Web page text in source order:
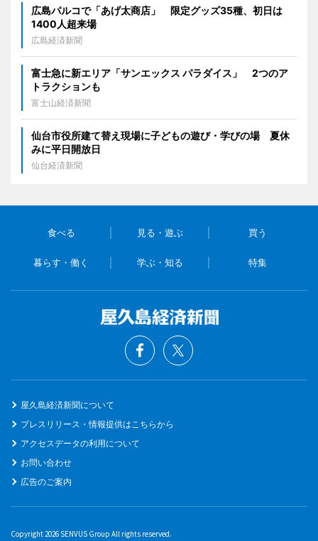
広島パルコで「あげ太商店」 限定グッズ35種、初日は
1400人超来場
広島経済新聞
富士急に新エリア「サンエックス パラダイス」 2つのア
トラクションも
富士山経済新聞
仙台市役所建て替え現場に子どもの遊び・学びの場 夏休
みに平日開放日
仙台経済新聞
食べる 見る・遊ぶ 買う
暮らす・働く 学ぶ・知る 特集
屋久島経済新聞について
プレスリリース・情報提供はこちらから
アクセスデータの利用について
お問い合わせ
広告のご案内
Copyright 2026 SENVUS Group All rights reserved.